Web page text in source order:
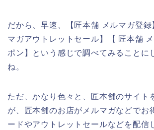
だから、早速、【匠本舗 メルマガ登
マガアウトレットセール】【 匠本舗
ポン】という感じで調べてみることに
ね。
ただ、かなり色々と、匠本舗のサイト
が、匠本舗のお店がメルマガなどでお
ードやアウトレットセールなどを配信